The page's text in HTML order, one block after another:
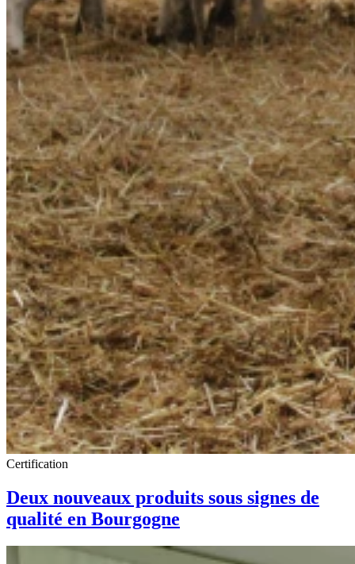
Certification
Deux nouveaux produits sous signes de
qualité en Bourgogne